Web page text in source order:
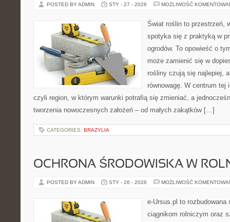
POSTED BY ADMIN STY - 27 - 2026 MOŻLIWOŚĆ
Świat roślin to przestrzeń,
spotyka się z praktyką w
ogrodów. To opowieść o
może zamienić się w
rośliny czują się najlepiej,
równowagę. W centrum
czyli region, w którym warunki potrafią się zmieniać, a
tworzenia nowoczesnych założeń – od małych zakątków […]
CATEGORIES: BRAZYLIA
OCHRONA ŚRODOWISKA W
POSTED BY ADMIN STY - 26 - 2026 MOŻLIWOŚĆ
e-Ursus.pl to rozbudowana
ciągnikom rolniczym oraz